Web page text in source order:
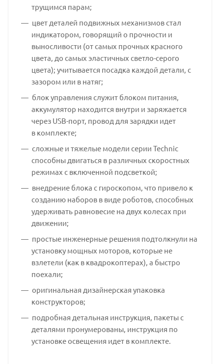
трущимся парам;
цвет деталей подвижных механизмов стал
индикатором, говорящий о прочности и
выносливости (от самых прочных красного
цвета, до самых эластичных светло-серого
цвета); учитывается посадка каждой детали, с
зазором или в натяг;
блок управления служит блоком питания,
аккумулятор находится внутри и заряжается
через USB-порт, провод для зарядки идет
в комплекте;
сложные и тяжелые модели серии Technic
способны двигаться в различных скоростных
режимах с включенной подсветкой;
внедрение блока с гироскопом, что привело к
созданию наборов в виде роботов, способных
удерживать равновесие на двух колесах при
движении;
простые инженерные решения подтолкнули на
установку мощных моторов, которые не
взлетели (как в квадрокоптерах), а быстро
поехали;
оригинальная дизайнерская упаковка
конструкторов;
подробная детальная инструкция, пакеты с
деталями пронумерованы, инструкция по
установке освещения идет в комплекте.